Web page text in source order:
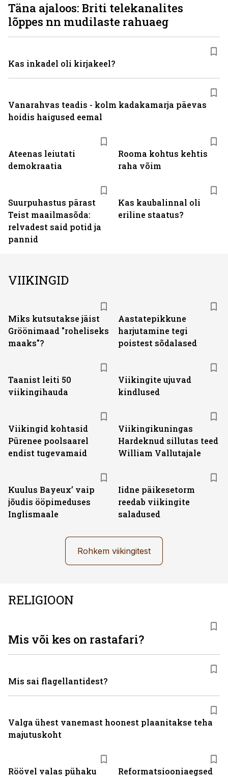
Ateenas leiutati
demokraatia
Rooma kohtus kehtis
raha võim
Suurpuhastus pärast
Teist maailmasõda:
relvadest said potid ja
pannid
Kas kaubalinnal oli
eriline staatus?
Täna ajaloos: Briti telekanalites
lõppes nn mudilaste rahuaeg
Kas inkadel oli kirjakeel?
Vanarahvas teadis - kolm kadakamarja päevas
hoidis haigused eemal
VIIKINGID
Miks kutsutakse jäist
Gröönimaad "roheliseks
maaks"?
Aastatepikkune
harjutamine tegi
poistest sõdalased
Taanist leiti 50
viikingihauda
Viikingite ujuvad
kindlused
Viikingid kohtasid
Pürenee poolsaarel
endist tugevamaid
Viikingikuningas
Hardeknud sillutas teed
William Vallutajale
Kuulus Bayeux’ vaip
jõudis ööpimeduses
Inglismaale
Iidne päikesetorm
reedab viikingite
saladused
Rohkem viikingitest
RELIGIOON
Röövel valas pühaku Reformatsiooniaegsed
Mis või kes on rastafari?
Mis sai flagellantidest?
Valga ühest vanemast hoonest plaanitakse teha
majutuskoht